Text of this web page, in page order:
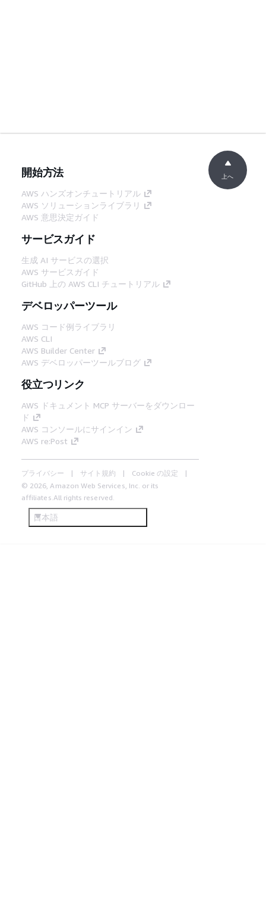
開始方法
AWS ハンズオンチュートリアル
AWS ソリューションライブラリ
AWS 意思決定ガイド
サービスガイド
生成 AI サービスの選択
AWS サービスガイド
GitHub 上の AWS CLI チュートリアル
デベロッパーツール
AWS コード例ライブラリ
AWS CLI
AWS Builder Center
AWS デベロッパーツールブログ
役立つリンク
AWS ドキュメント MCP サーバーをダウンロー
ド
AWS コンソールにサインイン
AWS re:Post
プライバシー サイト規約
Cookie の設定
© 2026, Amazon Web Services, Inc. or its
affiliates.All rights reserved.
日本語
上へ